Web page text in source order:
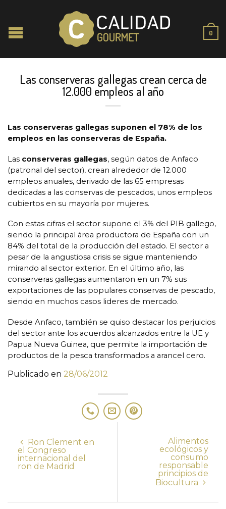
0
Las conserveras gallegas crean cerca de
12.000 empleos al año
Las conserveras gallegas suponen el 78% de los
empleos en las conserveras de España.
Las conserveras gallegas, según datos de Anfaco
(patronal del sector), crean alrededor de 12.000
empleos anuales, derivado de las 65 empresas
dedicadas a las conservas de pescados, unos empleos
cubiertos en su mayoría por mujeres.
Con estas cifras el sector supone el 3% del PIB gallego,
siendo la principal área productora de España con un
84% del total de la producción del estado. El sector a
pesar de la angustiosa crisis se sigue manteniendo
mirando al sector exterior. En el último año, las
conserveras gallegas aumentaron en un 7% sus
exportaciones de las populares conservas de pescado,
siendo en muchos casos lideres de mercado.
Desde Anfaco, también se quiso destacar los perjuicios
del sector ante los acuerdos alcanzados entre la UE y
Papua Nueva Guinea, que permite la importación de
productos de la pesca transformados a arancel cero.
Publicado en 28/06/2012
Ron Clement en
el Congreso
internacional del
ron de Madrid
Alimentos
ecológicos y
consumo
responsable
principios de
Biocultura